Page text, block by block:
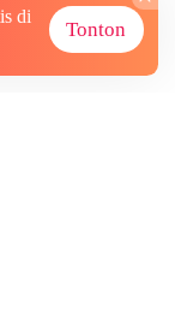
di
Tonton